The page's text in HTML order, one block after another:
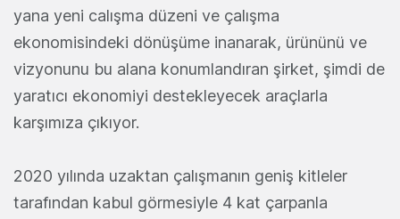
yana yeni calışma düzeni ve çalışma
ekonomisindeki dönüşüme inanarak, ürününü ve
vizyonunu bu alana konumlandıran şirket, şimdi de
yaratıcı ekonomiyi destekleyecek araçlarla
karşımıza çıkıyor.
2020 yılında uzaktan çalışmanın geniş kitleler
tarafından kabul görmesiyle 4 kat çarpanla